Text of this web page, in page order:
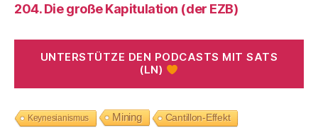
204. Die große Kapitulation (der EZB)
UNTERSTÜTZE DEN PODCASTS MIT SATS
(LN)
Keynesianismus Mining
Cantillon-Effekt